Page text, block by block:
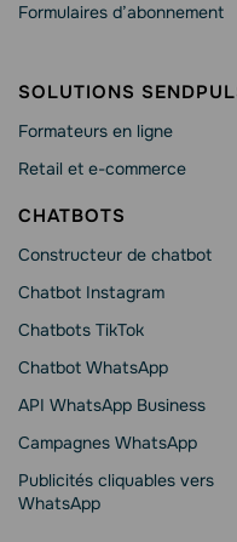
Formulaires d’abonnement
SOLUTIONS
Formateurs en ligne
Retail et e-commerce
CHATBOTS
Constructeur de chatbot
Chatbot Instagram
Chatbots TikTok
Chatbot WhatsApp
API WhatsApp Business
Campagnes WhatsApp
Publicités cliquables vers
WhatsApp